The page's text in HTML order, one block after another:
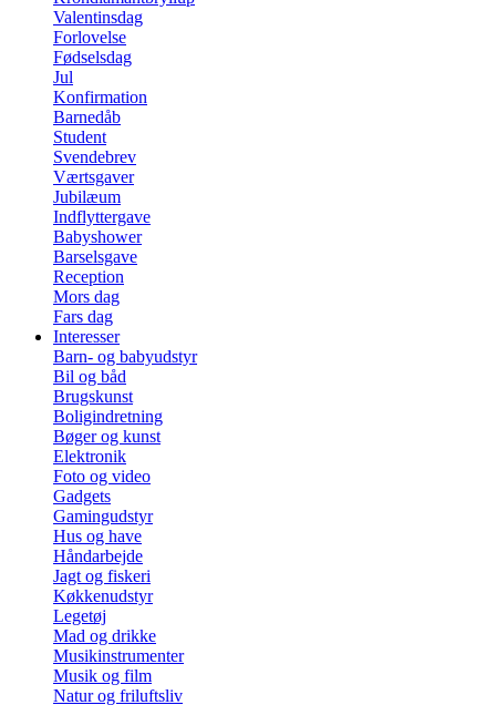
Valentinsdag
Forlovelse
Fødselsdag
Jul
Konfirmation
Barnedåb
Student
Svendebrev
Værtsgaver
Jubilæum
Indflyttergave
Babyshower
Barselsgave
Reception
Mors dag
Fars dag
Interesser
Barn- og babyudstyr
Bil og båd
Brugskunst
Boligindretning
Bøger og kunst
Elektronik
Foto og video
Gadgets
Gamingudstyr
Hus og have
Håndarbejde
Jagt og fiskeri
Køkkenudstyr
Legetøj
Mad og drikke
Musikinstrumenter
Musik og film
Natur og friluftsliv